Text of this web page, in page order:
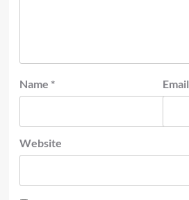
Name * Email
Website